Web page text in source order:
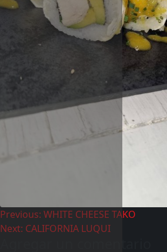
Previous: WHITE CHEESE TAKO
Next: CALIFORNIA LUQUI